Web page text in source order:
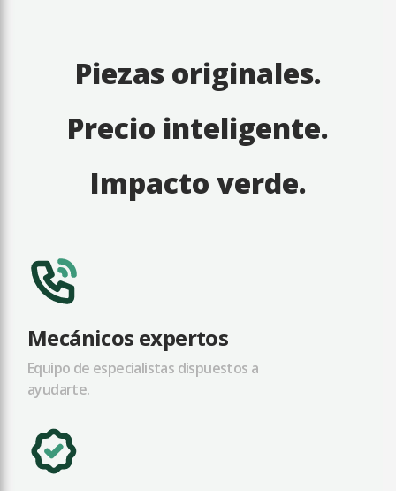
Piezas originales.
Precio inteligente.
Impacto verde.
Mecánicos expertos
Equipo de especialistas dispuestos a
ayudarte.